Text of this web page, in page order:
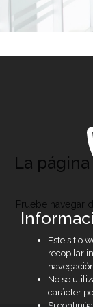
La
Pruebe navegar
Este sitio
recopilar
No se
carácter